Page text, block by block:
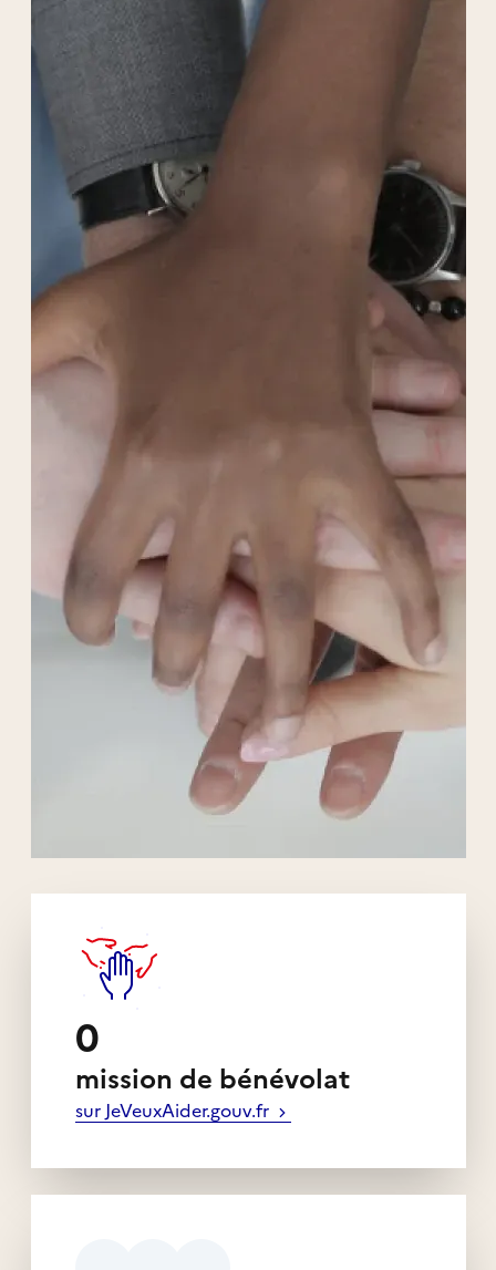
0
mission de bénévolat
sur JeVeuxAider.gouv.fr